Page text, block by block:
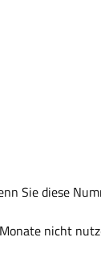
Sie diese
nicht